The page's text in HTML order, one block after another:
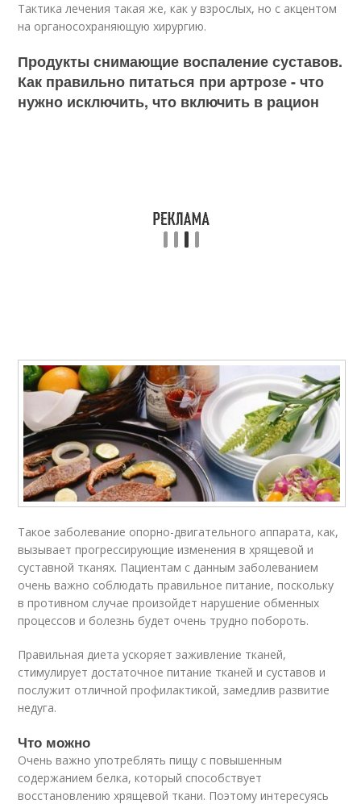
Тактика лечения такая же, как у взрослых, но с акцентом
на органосохраняющую хирургию.
Продукты снимающие воспаление суставов.
Как правильно питаться при артрозе - что
нужно исключить, что включить в рацион
Такое заболевание опорно-двигательного аппарата, как,
вызывает прогрессирующие изменения в хрящевой и
суставной тканях. Пациентам с данным заболеванием
очень важно соблюдать правильное питание, поскольку
в противном случае произойдет нарушение обменных
процессов и болезнь будет очень трудно побороть.
Правильная диета ускоряет заживление тканей,
стимулирует достаточное питание тканей и суставов и
послужит отличной профилактикой, замедлив развитие
недуга.
Что можно
Очень важно употреблять пищу с повышенным
содержанием белка, который способствует
восстановлению хрящевой ткани. Поэтому интересуясь